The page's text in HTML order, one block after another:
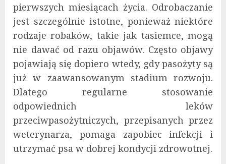
pierwszych miesiącach życia. Odrobaczanie
jest szczególnie istotne, ponieważ niektóre
rodzaje robaków, takie jak tasiemce, mogą
nie dawać od razu objawów. Często objawy
pojawiają się dopiero wtedy, gdy pasożyty są
już w zaawansowanym stadium rozwoju.
Dlatego regularne stosowanie
odpowiednich leków
przeciwpasożytniczych, przepisanych przez
weterynarza, pomaga zapobiec infekcji i
utrzymać psa w dobrej kondycji zdrowotnej.